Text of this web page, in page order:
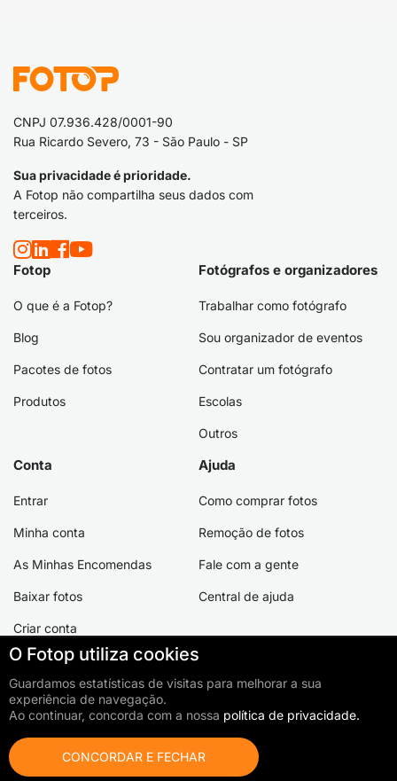
0 foto(s) adicionada(s)
Total:
CNPJ 07.936.428/0001-90
Rua Ricardo Severo, 73 - São Paulo - SP
Sua privacidade é prioridade.
A Fotop não compartilha seus dados com
terceiros.
Fotop
O que é a Fotop?
Blog
Pacotes de fotos
Produtos
Fotógrafos e organizadores
Trabalhar como fotógrafo
Sou organizador de eventos
Contratar um fotógrafo
Escolas
Outros
Conta
Entrar
Minha conta
As Minhas Encomendas
Baixar fotos
Criar conta
Ajuda
Como comprar fotos
Remoção de fotos
Fale com a gente
Central de ajuda
©2026 Fotop Serviços LTDA
Política de Cookies
O Fotop utiliza cookies
Guardamos estatísticas de visitas para melhorar a sua
experiência de navegação.
Ao continuar, concorda com a nossa política de privacidade.
CONCORDAR E FECHAR